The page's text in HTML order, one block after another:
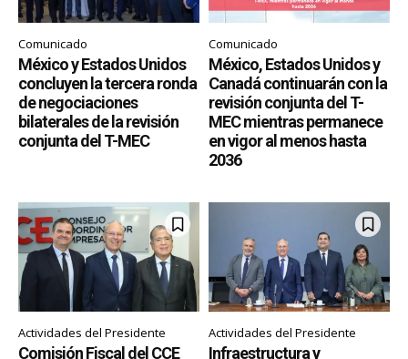
Comunicado
México y Estados Unidos
concluyen la tercera ronda
de negociaciones
bilaterales de la revisión
conjunta del T-MEC
Comunicado
México, Estados Unidos y
Canadá continuarán con la
revisión conjunta del T-
MEC mientras permanece
en vigor al menos hasta
2036
Actividades del Presidente
Comisión Fiscal del CCE
Actividades del Presidente
Infraestructura y